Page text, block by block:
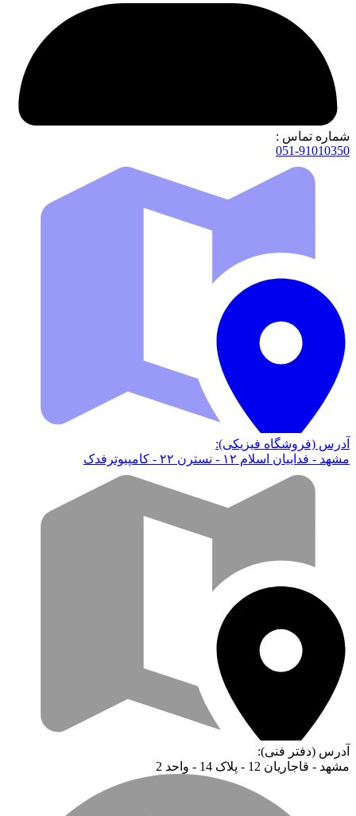
شماره تماس :
051-91010350
آدرس (فروشگاه فیزیکی):
مشهد - فداییان اسلام ۱۲ - نسترن ۲۲ - کامپیوترفدک
آدرس (دفتر فنی):
مشهد - قاجاریان 12 - پلاک 14 - واحد 2